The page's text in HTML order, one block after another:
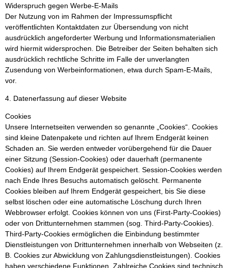
Widerspruch gegen Werbe-E-Mails
Der Nutzung von im Rahmen der Impressumspflicht
veröffentlichten Kontaktdaten zur Übersendung von nicht
ausdrücklich angeforderter Werbung und Informationsmaterialien
wird hiermit widersprochen. Die Betreiber der Seiten behalten sich
ausdrücklich rechtliche Schritte im Falle der unverlangten
Zusendung von Werbeinformationen, etwa durch Spam-E-Mails,
vor.
4. Datenerfassung auf dieser Website
Cookies
Unsere Internetseiten verwenden so genannte „Cookies“. Cookies
sind kleine Datenpakete und richten auf Ihrem Endgerät keinen
Schaden an. Sie werden entweder vorübergehend für die Dauer
einer Sitzung (Session-Cookies) oder dauerhaft (permanente
Cookies) auf Ihrem Endgerät gespeichert. Session-Cookies werden
nach Ende Ihres Besuchs automatisch gelöscht. Permanente
Cookies bleiben auf Ihrem Endgerät gespeichert, bis Sie diese
selbst löschen oder eine automatische Löschung durch Ihren
Webbrowser erfolgt. Cookies können von uns (First-Party-Cookies)
oder von Drittunternehmen stammen (sog. Third-Party-Cookies).
Third-Party-Cookies ermöglichen die Einbindung bestimmter
Dienstleistungen von Drittunternehmen innerhalb von Webseiten (z.
B. Cookies zur Abwicklung von Zahlungsdienstleistungen). Cookies
haben verschiedene Funktionen. Zahlreiche Cookies sind technisch